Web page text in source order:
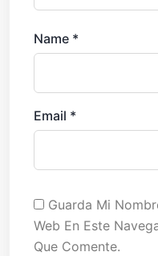
Name *
Email *
Guarda Mi
Web En Este
Que Comente.